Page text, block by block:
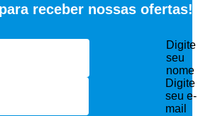
receber nossas ofertas!
Digite
seu
nome
Digite
seu e-
mail